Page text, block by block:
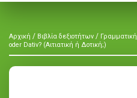
Αρχική / Βιβλία δεξιοτήτων / Γραμματική
oder Dativ? (Αιτιατική ή Δοτική;)